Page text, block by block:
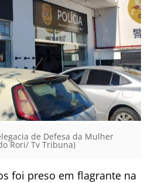
de Defesa da Mulher
Rori/ Tv Tribuna)
foi preso em flagrante na